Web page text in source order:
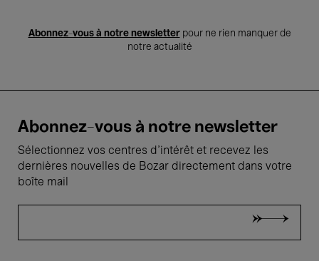
Abonnez-vous à notre newsletterpour ne rien manquer de
notre actualité
Abonnez-vous à notre newsletter
Sélectionnez vos centres d'intérêt et recevez les
dernières nouvelles de Bozar directement dans votre
boîte mail